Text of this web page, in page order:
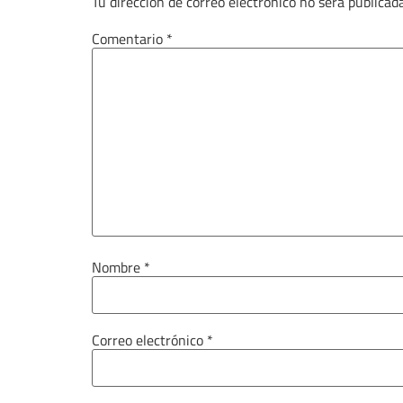
Comentario *
Nombre *
Correo electrónico *